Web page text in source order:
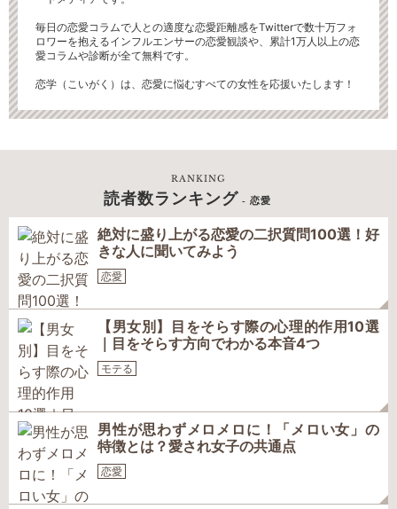
毎日の恋愛コラムで人との適度な恋愛距離感をTwitterで数十万フォ
ロワーを抱えるインフルエンサーの恋愛観談や、累計1万人以上の恋
愛コラムや診断が全て無料です。
恋学（こいがく）は、恋愛に悩むすべての女性を応援いたします！
RANKING
読者数ランキング - 恋愛
絶対に盛り上がる恋愛の二択質問100選！好
きな人に聞いてみよう
恋愛
【男女別】目をそらす際の心理的作用10選
｜目をそらす方向でわかる本音4つ
モテる
男性が思わずメロメロに！「メロい女」の
特徴とは？愛され女子の共通点
恋愛